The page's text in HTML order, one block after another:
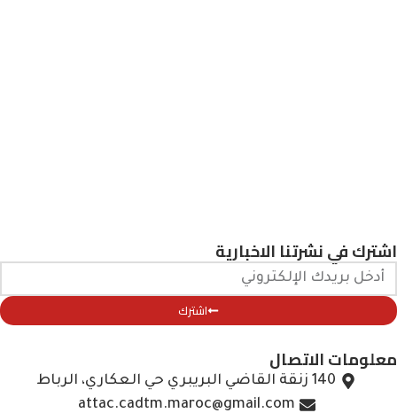
اشترك في نشرتنا الاخبارية
اشترك
معلومات الاتصال
140 زنقة القاضي البريبري حي العكاري، الرباط
attac.cadtm.maroc@gmail.com